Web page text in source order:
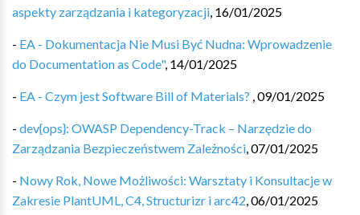
aspekty zarządzania i kategoryzacji, 16/01/2025
- EA - Dokumentacja Nie Musi Być Nudna: Wprowadzenie
do Documentation as Code", 14/01/2025
- EA - Czym jest Software Bill of Materials? ,09/01/2025
- dev{ops}: OWASP Dependency-Track – Narzędzie do
Zarządzania Bezpieczeństwem Zależności,07/01/2025
- Nowy Rok, Nowe Możliwości: Warsztaty i Konsultacje w
Zakresie PlantUML, C4, Structurizr i arc42,06/01/2025